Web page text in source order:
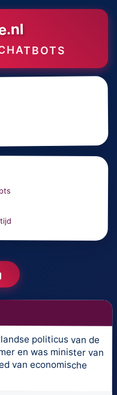
politicus van de
en was minister van
van economische